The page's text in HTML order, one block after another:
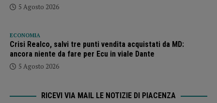
5 Agosto 2026
ECONOMIA
Crisi Realco, salvi tre punti vendita acquistati da MD:
ancora niente da fare per Ecu in viale Dante
5 Agosto 2026
RICEVI VIA MAIL LE NOTIZIE DI PIACENZA